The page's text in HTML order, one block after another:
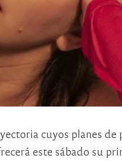
cuyos planes de
este sábado su